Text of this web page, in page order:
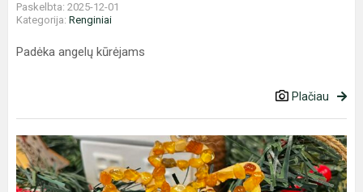
Paskelbta: 2025-12-01
Kategorija: Renginiai
Padėka angelų kūrėjams
Plačiau
Edukacija
„Kalėdinis
gintarinis